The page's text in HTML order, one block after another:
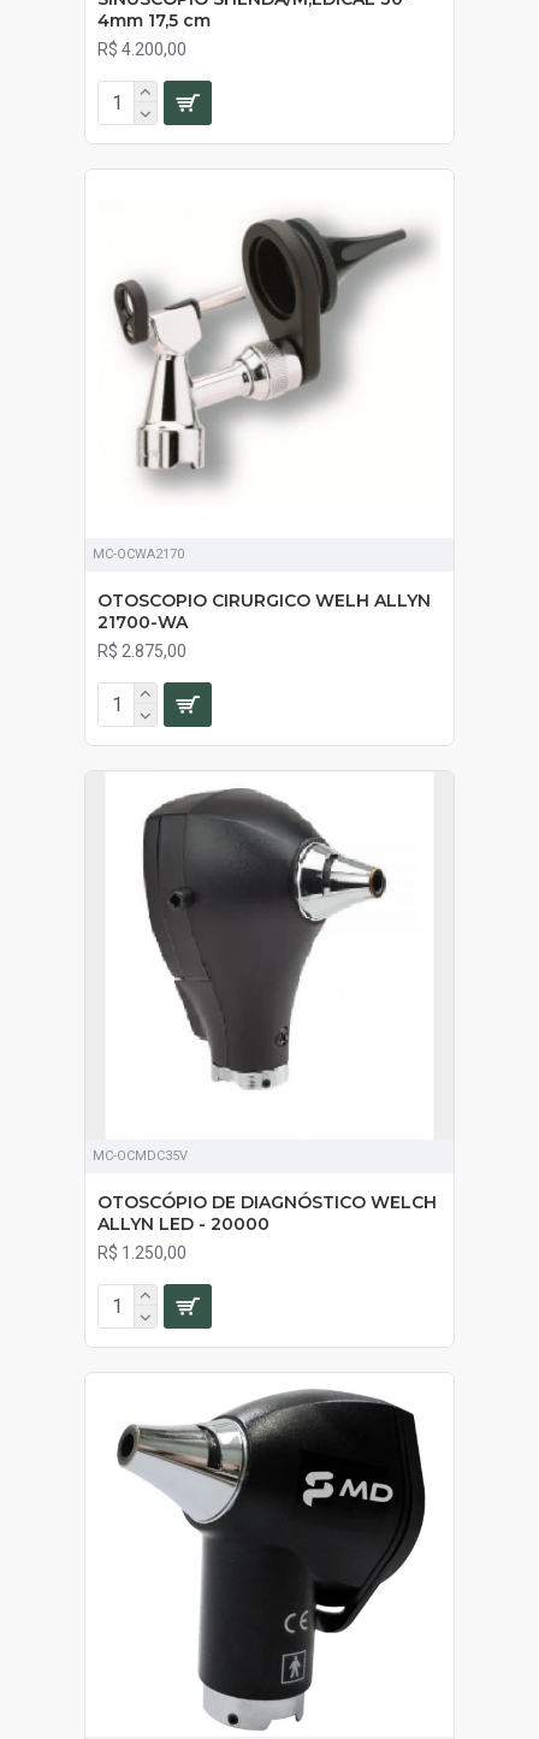
4mm 17,5 cm
R$ 4.200,00
MC-OCWA2170
OTOSCOPIO CIRURGICO WELH ALLYN
21700-WA
R$ 2.875,00
MC-OCMDC35V
OTOSCÓPIO DE DIAGNÓSTICO WELCH
ALLYN LED - 20000
R$ 1.250,00